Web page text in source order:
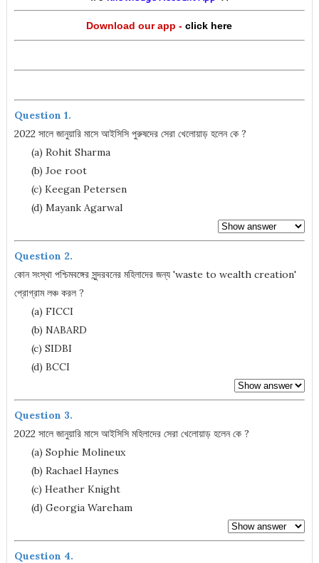
Download our app - click here
Question 1.
2022 সালে জানুয়ারি মাসে আইসিসি পুরুষদের সেরা খেলোয়াড় হলেন কে ?
(a) Rohit Sharma
(b) Joe root
(c) Keegan Petersen
(d) Mayank Agarwal
Question 2.
কোন সংস্থা পশ্চিমবঙ্গের সুন্দরবনের মহিলাদের জন্য 'waste to wealth creation'
প্রোগ্রাম লঞ্চ করল ?
(a) FICCI
(b) NABARD
(c) SIDBI
(d) BCCI
Question 3.
2022 সালে জানুয়ারি মাসে আইসিসি মহিলাদের সেরা খেলোয়াড় হলেন কে ?
(a) Sophie Molineux
(b) Rachael Haynes
(c) Heather Knight
(d) Georgia Wareham
Question 4.